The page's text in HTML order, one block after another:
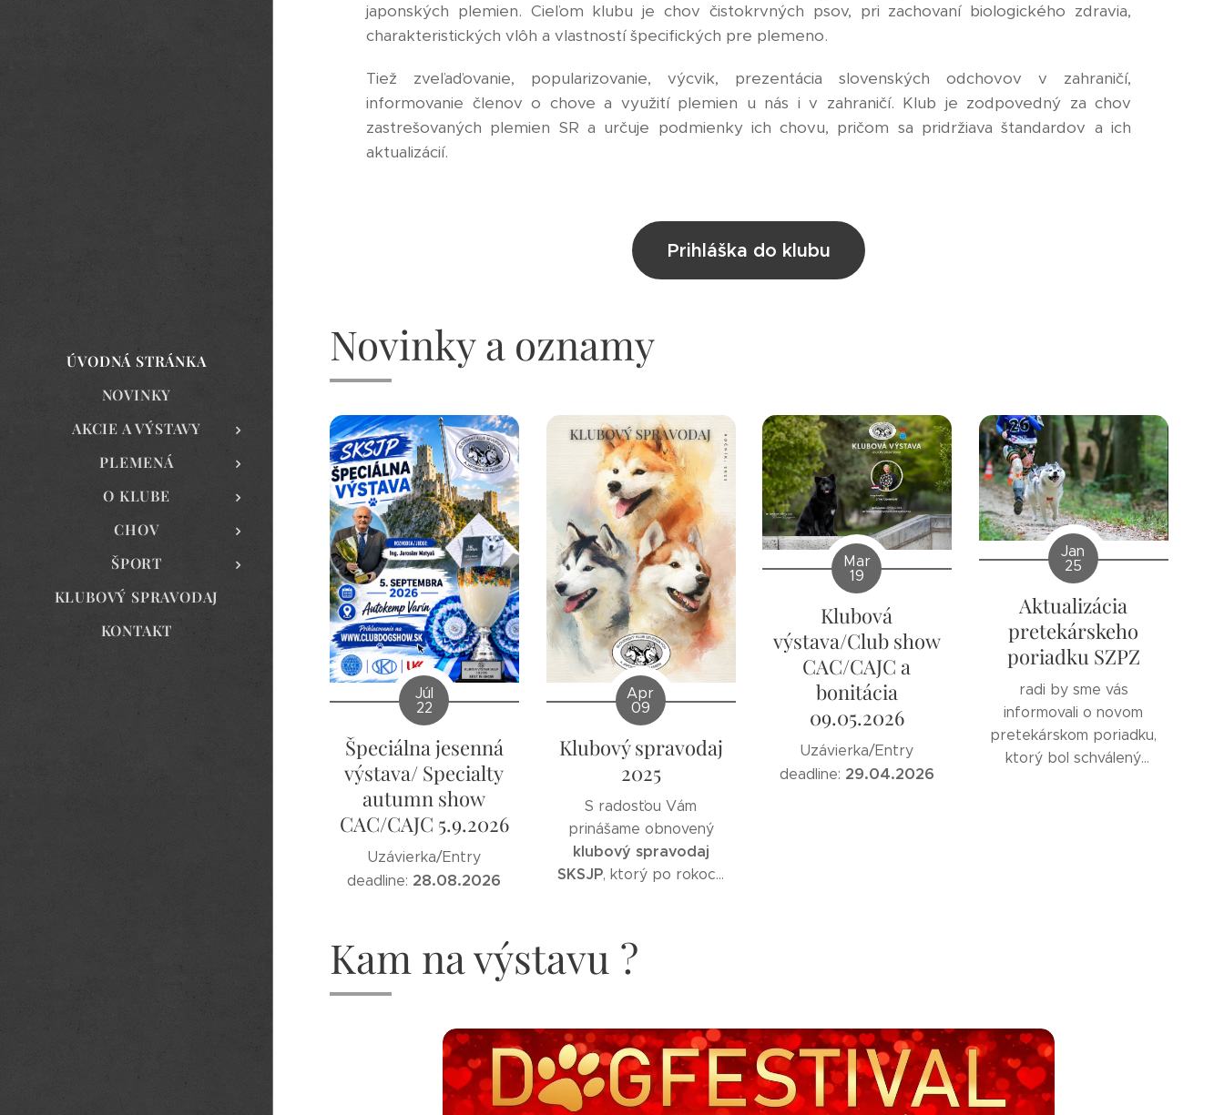
ÚVODNÁ STRÁNKA
NOVINKY
AKCIE A VÝSTAVY
PLEMENÁ
O KLUBE
CHOV
ŠPORT
KLUBOVÝ SPRAVODAJ
KONTAKT
japonských plemien. Cieľom klubu je chov čistokrvných psov, pri zachovaní biologického zdravia,
charakteristických vlôh a vlastností špecifických pre plemeno.
Tiež zveľaďovanie, popularizovanie, výcvik, prezentácia slovenských odchovov v zahraničí,
informovanie členov o chove a využití plemien u nás i v zahraničí. Klub je zodpovedný za chov
zastrešovaných plemien SR a určuje podmienky ich chovu, pričom sa pridržiava štandardov a ich
aktualizácií.
Prihláška do klubu
Novinky a oznamy
Júl
22
Špeciálna jesenná
výstava/ Specialty
autumn show
CAC/CAJC 5.9.2026
Uzávierka/Entry
deadline: 28.08.2026
Apr
09
Klubový spravodaj
2025
S radosťou Vám
prinášame obnovený
klubový spravodaj
SKSJP, ktorý po rokoch
Mar
19
Klubová
výstava/Club show
CAC/CAJC a
bonitácia
09.05.2026
Uzávierka/Entry
deadline: 29.04.2026
Jan
25
Aktualizácia
pretekárskeho
poriadku SZPZ
radi by sme vás
informovali o novom
pretekárskom poriadku,
ktorý bol schválený
Kam na výstavu ?